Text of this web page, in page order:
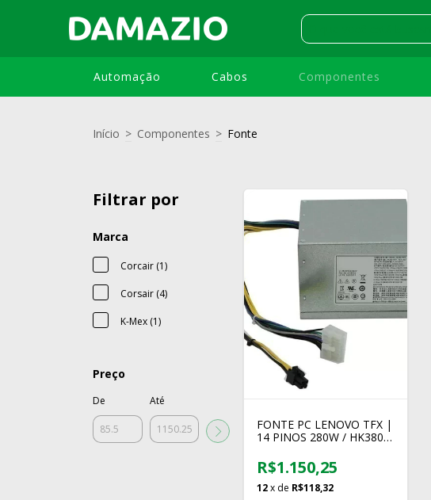
Automação Cabos Componentes
Início > Componentes > Fonte
Filtrar por
Marca
Corcair (1)
Corsair (4)
K-Mex (1)
Preço
De Até
FONTE PC LENOVO TFX |
14 PINOS 280W / HK380-
Lenovo 530
R$1.150,25
12x de R$118,32